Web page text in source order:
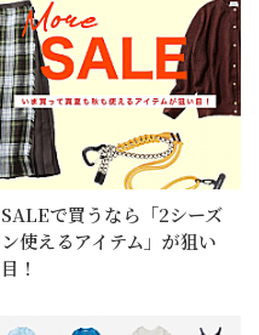
SALEで買うなら「2シーズ
ン使えるアイテム」が狙い
目！